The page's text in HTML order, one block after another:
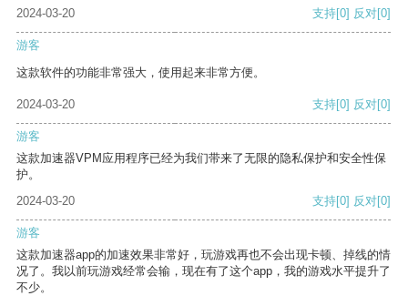
2024-03-20 支持[0] 反对[0]
游客
这款软件的功能非常强大，使用起来非常方便。
2024-03-20 支持[0] 反对[0]
游客
这款加速器VPM应用程序已经为我们带来了无限的隐私保护和安全性保
护。
2024-03-20
支持[0] 反对[0]
游客
这款加速器app的加速效果非常好，玩游戏再也不会出现卡顿、掉线的情
况了。我以前玩游戏经常会输，现在有了这个app，我的游戏水平提升了
不少。